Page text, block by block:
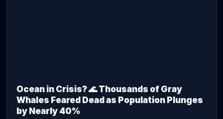
Ocean in Crisis? 🌊 Thousands of Gray
Whales Feared Dead as Population Plunges
by Nearly 40%